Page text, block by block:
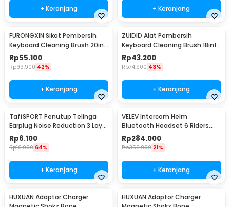
+ Keranjang + Keranjang
FURONGXIN Sikat Pembersih
Keyboard Cleaning Brush 20in1
with Liquid - Q20
Rp55.100
Rp93.900 42%
+ Keranjang
ZUIDID Alat Pembersih
Keyboard Cleaning Brush 18in1
- Q10
Rp43.200
Rp74.900 43%
+ Keranjang
TaffSPORT Penutup Telinga
Earplug Noise Reduction 3 Layer
- VO70
Rp6.100
Rp16.900 64%
+ Keranjang
VELEV Intercom Helm
Bluetooth Headset 6 Riders
Call IPX6 1000mAh - D2-6X
Rp284.000
Rp355.900 21%
+ Keranjang
HUXUAN Adaptor Charger
HUXUAN Adaptor Charger